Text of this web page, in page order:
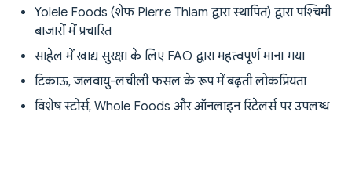
Yolele Foods (शेफ Pierre Thiam द्वारा स्थापित) द्वारा पश्चिमी
बाजारों में प्रचारित
साहेल में खाद्य सुरक्षा के लिए FAO द्वारा महत्वपूर्ण माना गया
टिकाऊ, जलवायु-लचीली फसल के रूप में बढ़ती लोकप्रियता
विशेष स्टोर्स, Whole Foods और ऑनलाइन रिटेलर्स पर उपलब्ध